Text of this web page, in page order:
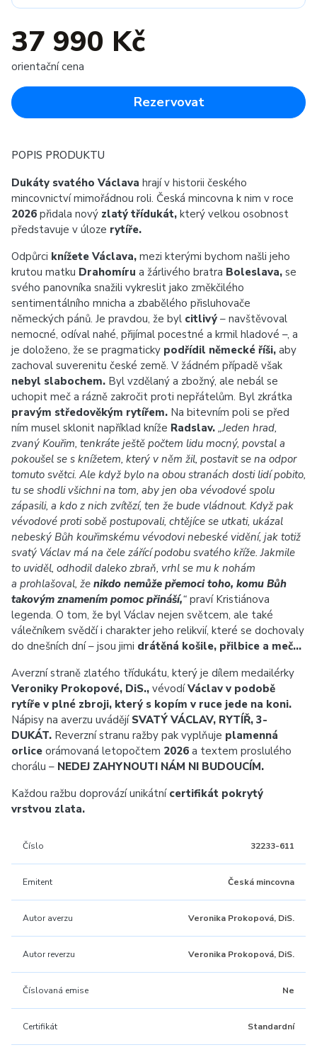
37 990 Kč
orientační cena
Rezervovat
POPIS PRODUKTU
Dukáty svatého Václava hrají v historii českého
mincovnictví mimořádnou roli. Česká mincovna k nim v roce
2026 přidala nový zlatý třídukát, který velkou osobnost
představuje v úloze rytíře.
Odpůrci knížete Václava, mezi kterými bychom našli jeho
krutou matku Drahomíru a žárlivého bratra Boleslava, se
svého panovníka snažili vykreslit jako změkčilého
sentimentálního mnicha a zbabělého přisluhovače
německých pánů. Je pravdou, že byl citlivý – navštěvoval
nemocné, odíval nahé, přijímal pocestné a krmil hladové –, a
je doloženo, že se pragmaticky podřídil německé říši, aby
zachoval suverenitu české země. V žádném případě však
nebyl slabochem. Byl vzdělaný a zbožný, ale nebál se
uchopit meč a rázně zakročit proti nepřátelům. Byl zkrátka
pravým středověkým rytířem. Na bitevním poli se před
ním musel sklonit například kníže Radslav. „Jeden hrad,
zvaný Kouřim, tenkráte ještě počtem lidu mocný, povstal a
pokoušel se s knížetem, který v něm žil, postavit se na odpor
tomuto světci. Ale když bylo na obou stranách dosti lidí pobito,
tu se shodli všichni na tom, aby jen oba vévodové spolu
zápasili, a kdo z nich zvítězí, ten že bude vládnout. Když pak
vévodové proti sobě postupovali, chtějíce se utkati, ukázal
nebeský Bůh kouřimskému vévodovi nebeské vidění, jak totiž
svatý Václav má na čele zářící podobu svatého kříže. Jakmile
to uviděl, odhodil daleko zbraň, vrhl se mu k nohám
a prohlašoval, že nikdo nemůže přemoci toho, komu Bůh
takovým znamením pomoc přináší,“ praví Kristiánova
legenda. O tom, že byl Václav nejen světcem, ale také
válečníkem svědčí i charakter jeho relikvií, které se dochovaly
do dnešních dní – jsou jimi drátěná košile, přilbice a meč…
Averzní straně zlatého třídukátu, který je dílem medailérky
Veroniky Prokopové, DiS., vévodíVáclav v podobě
rytíře v plné zbroji, který s kopím v ruce jede na koni.
Nápisy na averzu uvádějí SVATÝ VÁCLAV, RYTÍŘ, 3-
DUKÁT. Reverzní stranu ražby pak vyplňuje plamenná
orlice orámovaná letopočtem 2026 a textem proslulého
chorálu – NEDEJ ZAHYNOUTI NÁM NI BUDOUCÍM.
Každou ražbu doprovází unikátní certifikát pokrytý
vrstvou zlata.
Číslo 32233-611
Emitent Česká mincovna
Autor averzu Veronika Prokopová, DiS.
Autor reverzu Veronika Prokopová, DiS.
Číslovaná emise Ne
Certifikát Standardní